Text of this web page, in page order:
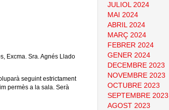
Excma. Sra. Agnés Llado
seguint estrictament
permès a la sala. Serà
JULIOL 2024
MAI 2024
ABRIL 2024
MARÇ 2024
FEBRER 2024
GENER 2024
DECEMBRE 2023
NOVEMBRE 2023
OCTUBRE 2023
SEPTEMBRE 2023
AGOST 2023